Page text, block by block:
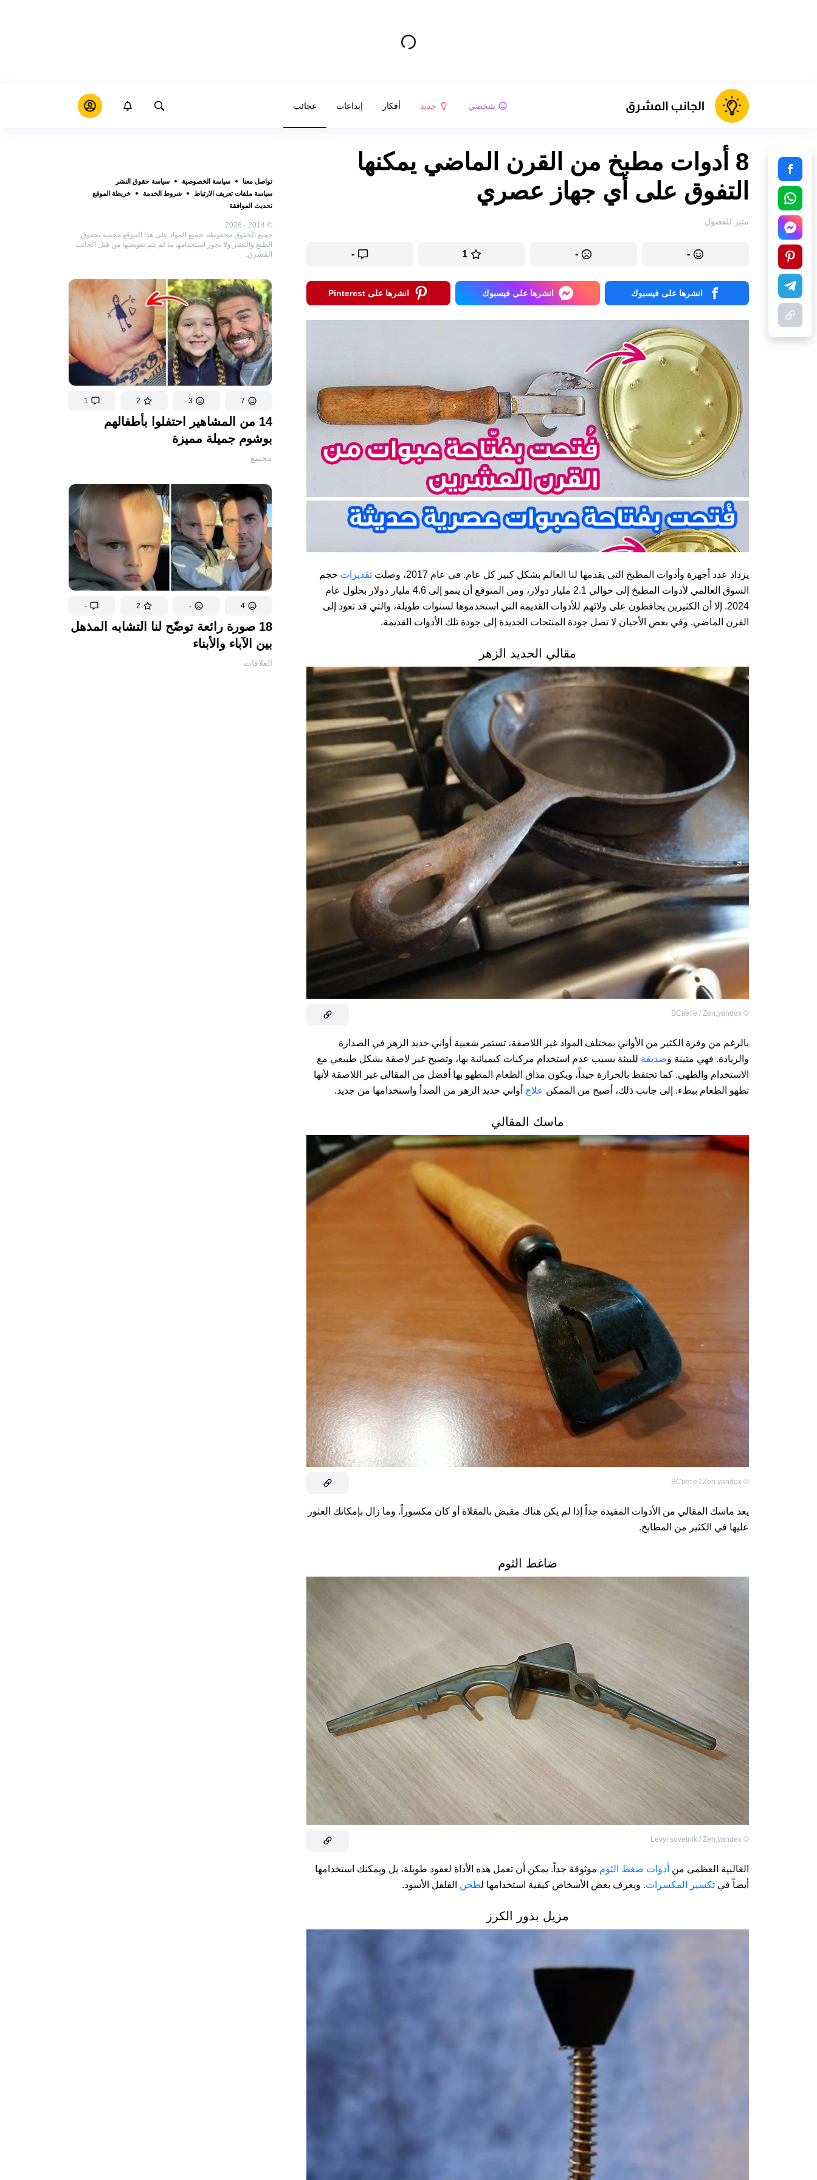
شخصي جديد أفكار إبداعات عجائب
تواصل معنا سياسة الخصوصية
سياسة حقوق النشر
سياسة ملفات تعريف الارتباط
شروط الخدمة
خريطة الموقع
تحديث الموافقة
© 2014 - 2026
جميع الحقوق محفوظة. جميع المواد على هذا الموقع محمية بحقوق
الطبع والنشر ولا يجوز استخدامها ما لم يتم تفويضها من قبل الجانب
المُشرق.
7
3
2
1
14 من المشاهير احتفلوا بأطفالهم
بوشوم جميلة مميزة
مجتمع
4
-
2
-
18 صورة رائعة توضّح لنا التشابه المذهل
بين الآباء والأبناء
العلاقات
8 أدوات مطبخ من القرن الماضي يمكنها
التفوق على أي جهاز عصري
مثير للفضول
-
-
1
-
انشرها على فيسبوك انشرها على فيسبوك انشرها على Pinterest
يزداد عدد أجهزة وأدوات المطبخ التي يقدمها لنا العالم بشكل كبير كل عام. في عام 2017، وصلت تقديرات حجم
السوق العالمي لأدوات المطبخ إلى حوالي 2.1 مليار دولار، ومن المتوقع أن ينمو إلى 4.6 مليار دولار بحلول عام
2024. إلا أن الكثيرين يحافظون على ولائهم للأدوات القديمة التي استخدموها لسنوات طويلة، والتي قد تعود إلى
القرن الماضي. وفي بعض الأحيان لا تصل جودة المنتجات الجديدة إلى جودة تلك الأدوات القديمة.
مقالي الحديد الزهر
©
ВСвете / Zen.yandex
بالرغم من وفرة الكثير من الأواني بمختلف المواد غير اللاصقة، تستمر شعبية أواني حديد الزهر في الصدارة
والريادة. فهي متينة وصديقة للبيئة بسبب عدم استخدام مركبات كيميائية بها، وتصبح غير لاصقة بشكل طبيعي مع
الاستخدام والطهي. كما تحتفظ بالحرارة جيداً، ويكون مذاق الطعام المطهو بها أفضل من المقالي غير اللاصقة لأنها
تطهو الطعام ببطء. إلى جانب ذلك، أصبح من الممكن علاج أواني حديد الزهر من الصدأ واستخدامها من جديد.
ماسك المقالي
©
ВСвете / Zen.yandex
يعد ماسك المقالي من الأدوات المفيدة جداً إذا لم يكن هناك مقبض بالمقلاة أو كان مكسوراً. وما زال بإمكانك العثور
عليها في الكثير من المطابخ.
ضاغط الثوم
©
Levyi sovetnik / Zen.yandex
الغالبية العظمى من أدوات ضغط الثوم موثوقة جداً. يمكن أن تعمل هذه الأداة لعقود طويلة، بل ويمكنك استخدامها
أيضاً في تكسير المكسرات. ويعرف بعض الأشخاص كيفية استخدامها لطحن الفلفل الأسود.
مزيل بذور الكرز